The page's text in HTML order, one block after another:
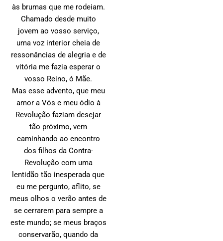
às brumas que me rodeiam.
Chamado desde muito
jovem ao vosso serviço,
uma voz interior cheia de
ressonâncias de alegria e de
vitória me fazia esperar o
vosso Reino, ó Mãe.
Mas esse advento, que meu
amor a Vós e meu ódio à
Revolução faziam desejar
tão próximo, vem
caminhando ao encontro
dos filhos da Contra-
Revolução com uma
lentidão tão inesperada que
eu me pergunto, aflito, se
meus olhos o verão antes de
se cerrarem para sempre a
este mundo; se meus braços
conservarão, quando da